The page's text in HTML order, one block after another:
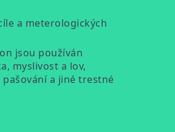
a meterologických
jsou používán
myslivost a lov,
a jiné trestné